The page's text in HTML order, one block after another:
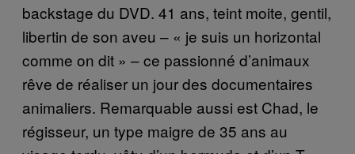
backstage du DVD. 41 ans, teint moite, gentil,
libertin de son aveu – « je suis un horizontal
comme on dit » – ce passionné d’animaux
rêve de réaliser un jour des documentaires
animaliers. Remarquable aussi est Chad, le
régisseur, un type maigre de 35 ans au